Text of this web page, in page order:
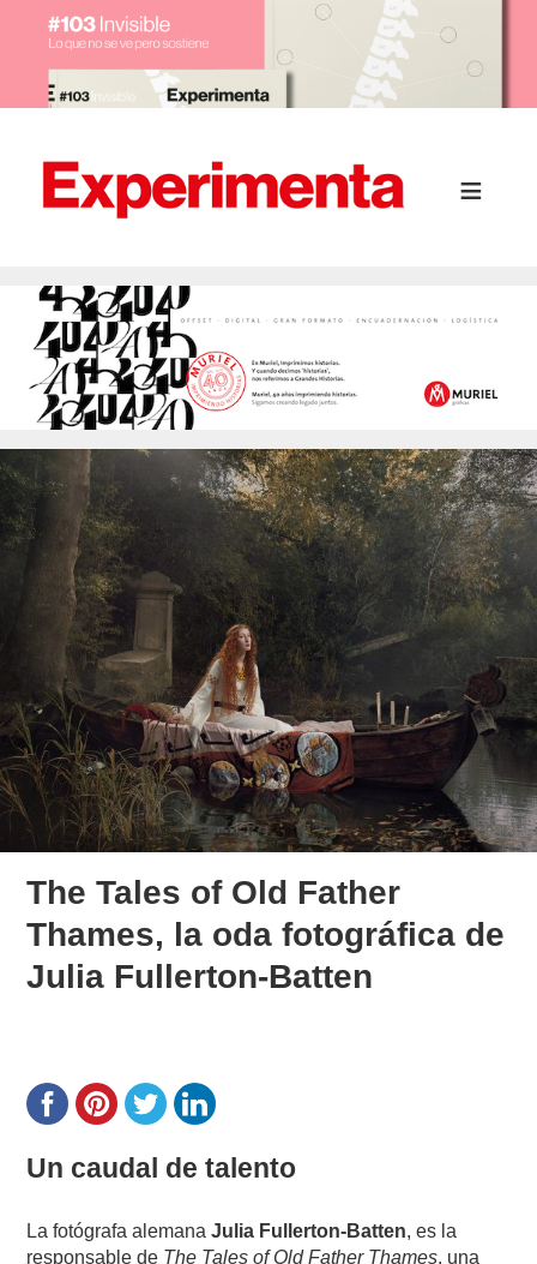
The Tales of Old Father
Thames, la oda fotográfica de
Julia Fullerton-Batten
Un caudal de talento
La fotógrafa alemanaJulia Fullerton-Batten, es la
responsable de The Tales of Old Father Thames, una